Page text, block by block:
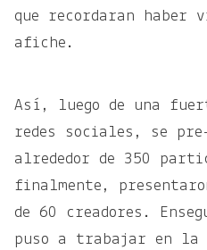
que recordaran haber
afiche.
Así, luego de una
redes sociales, se
alrededor de 350
finalmente,
de 60 creadores.
puso a trabajar en la